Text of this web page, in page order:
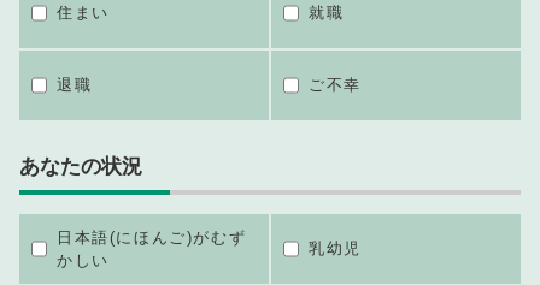
住まい 就職
退職 ご不幸
あなたの状況
日本語(にほんご)がむず
かしい
乳幼児